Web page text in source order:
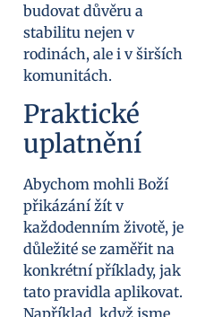
budovat důvěru a
stabilitu nejen v
rodinách, ale i v širších
komunitách.
Praktické
uplatnění
Abychom mohli Boží
přikázání žít v
každodenním životě, je
důležité se zaměřit na
konkrétní příklady, jak
tato pravidla aplikovat.
Například, když jsme